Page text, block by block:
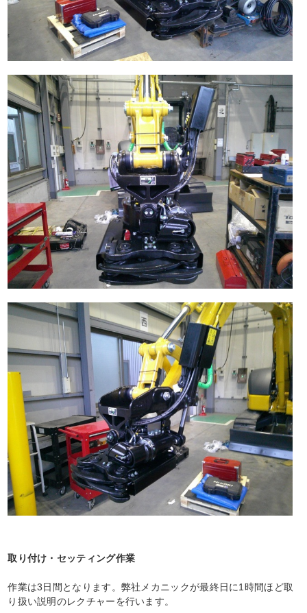
取り付け・セッティング作業
作業は3日間となります。弊社メカニックが最終日に1時間ほど取
り扱い説明のレクチャーを行います。